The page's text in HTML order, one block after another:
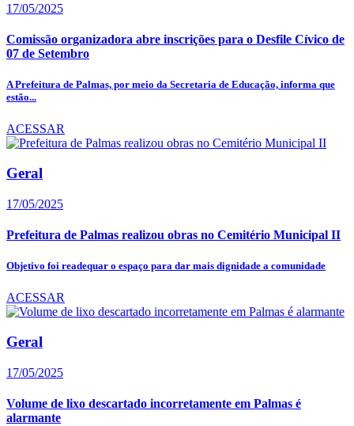
17/05/2025
Comissão organizadora abre inscrições para o Desfile Cívico de
07 de Setembro
A Prefeitura de Palmas, por meio da Secretaria de Educação, informa que
estão...
ACESSAR
Geral
17/05/2025
Prefeitura de Palmas realizou obras no Cemitério Municipal II
Objetivo foi readequar o espaço para dar mais dignidade a comunidade
ACESSAR
Geral
17/05/2025
Volume de lixo descartado incorretamente em Palmas é
alarmante